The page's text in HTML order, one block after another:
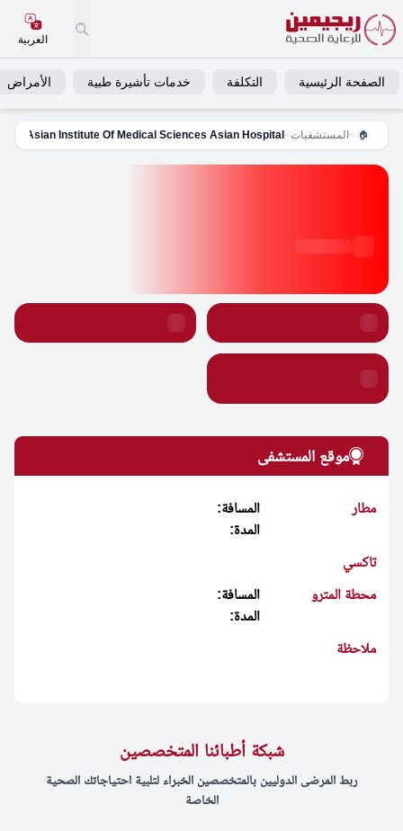
العربية
الصفحة الرئيسية التكلفة خدمات تأشيرة طبية الأمراض
🏠
> المستشفيات>
Asian Institute Of Medical Sciences Asian Hospital
موقع المستشفى
مطار
المسافة:
المدة:
تاكسي
محطة المترو
المسافة:
المدة:
ملاحظة
شبكة أطبائنا المتخصصين
ربط المرضى الدوليين بالمتخصصين الخبراء لتلبية احتياجاتك الصحية
الخاصة